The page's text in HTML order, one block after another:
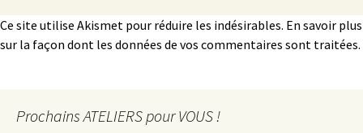
Ce site utilise Akismet pour réduire les indésirables. En savoir plus
sur la façon dont les données de vos commentaires sont traitées.
Prochains ATELIERS pour VOUS !